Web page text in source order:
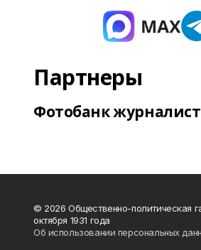
Партнеры
Фотобанк
© 2026 Общественно-политическая
октября 1931 года
Об использовании персональных